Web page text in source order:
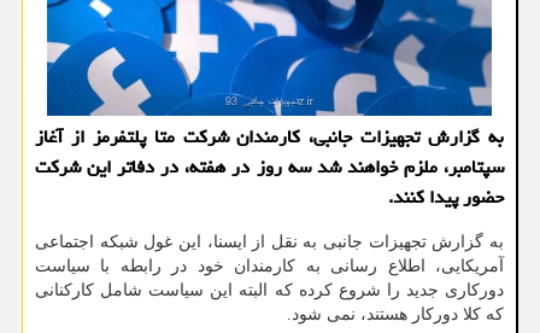
به گزارش تجهیزات جانبی، کارمندان شرکت متا پلتفرمز از آغاز
سپتامبر، ملزم خواهند شد سه روز در هفته، در دفاتر این شرکت
حضور پیدا کنند.
به گزارش تجهیزات جانبی به نقل از ایسنا، این غول شبکه اجتماعی
آمریکایی، اطلاع رسانی به کارمندان خود در رابطه با سیاست
دورکاری جدید را شروع کرده که البته این سیاست شامل کارکنانی
که کلا دورکار هستند، نمی شود.